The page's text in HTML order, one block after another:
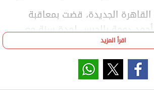
الجديدة، قضت بمعاقبة
دومة بالحبس لمدة سنة مع
بنشر أخبار كاذبة من شأنها تكدير
أحمد دومة محبوسا للمحاكمة
اقرأ المزيد